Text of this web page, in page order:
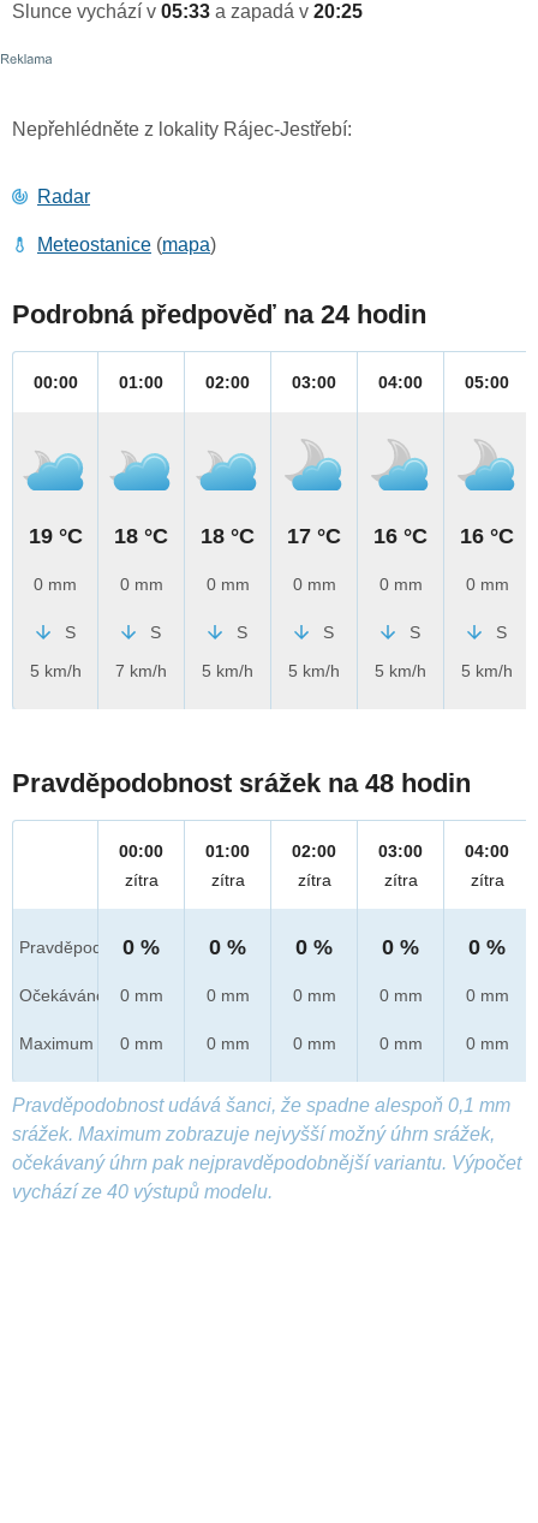
Slunce vychází v 05:33 a zapadá v 20:25
Nepřehlédněte z lokality Rájec-Jestřebí:
Radar
Meteostanice (mapa)
Podrobná předpověď na 24 hodin
00:00
19 °C
0 mm
S
5 km/h
01:00
18 °C
0 mm
S
7 km/h
02:00
18 °C
0 mm
S
5 km/h
03:00
17 °C
0 mm
S
5 km/h
04:00
16 °C
0 mm
S
5 km/h
05:00
16 °C
0 mm
S
5 km/h
Pravděpodobnost srážek na 48 hodin
Pravděpod.
Očekáváno
Maximum
00:00
zítra
0 %
0 mm
0 mm
01:00
zítra
0 %
0 mm
0 mm
02:00
zítra
0 %
0 mm
0 mm
03:00
zítra
0 %
0 mm
0 mm
04:00
zítra
0 %
0 mm
0 mm
Pravděpodobnost udává šanci, že spadne alespoň 0,1 mm
srážek. Maximum zobrazuje nejvyšší možný úhrn srážek,
očekávaný úhrn pak nejpravděpodobnější variantu. Výpočet
vychází ze 40 výstupů modelu.